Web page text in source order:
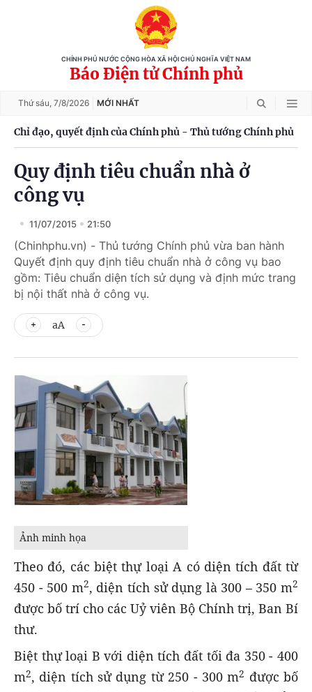
CHÍNH PHỦ NƯỚC CỘNG HÒA XÃ HỘI CHỦ NGHĨA VIỆT NAM
Báo Điện tử Chính phủ
Thứ sáu, 7/8/2026 MỚI NHẤT
Chỉ đạo, quyết định của Chính phủ - Thủ tướng Chính phủ
Quy định tiêu chuẩn nhà ở
công vụ
11/07/2015 21:50
(Chinhphu.vn) - Thủ tướng Chính phủ vừa ban hành
Quyết định quy định tiêu chuẩn nhà ở công vụ bao
gồm: Tiêu chuẩn diện tích sử dụng và định mức trang
bị nội thất nhà ở công vụ.
aA
Ảnh minh họa
Theo đó, các biệt thự loại A có diện tích đất từ
450 - 500 m2, diện tích sử dụng là 300 – 350 m2
được bố trí cho các Uỷ viên Bộ Chính trị, Ban Bí
thư.
Biệt thự loại B với diện tích đất tối đa 350 - 400
m2, diện tích sử dụng từ 250 - 300 m2 được bố